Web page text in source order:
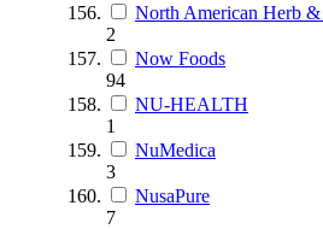
North American Herb &
2
Now Foods
94
NU-HEALTH
1
NuMedica
3
NusaPure
7